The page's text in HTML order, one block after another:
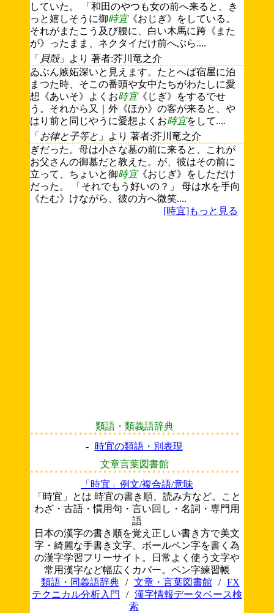
していた。 「和田のやつも女の前へ来ると、き
っと嬉しそうに御時宜《おじぎ》をしている。
それがまたこう及び腰に、白い木馬に跨《また
が》ったまま、ネクタイだけ前へぶら....
「 貝殻」より 著者:芥川竜之介
ゐぶん嫉妬深いと見えます。たとへば宿屋に泊
まつた時、そこの番頭や女中たちがわたしに愛
想《あいそ》よくお時宜《じぎ》をするでせ
う。それから又｜外《ほか》の客が来ると、や
はり前と同じやうに愛想よくお時宜をして....
「 お律と子等と 」より 著者:芥川竜之介
ぎだった。母は小さな墓の前に来ると、これが
お父さんの御墓だと教えた。が、彼はその前に
立って、ちょいと御時宜《おじぎ》をしただけ
だった。 「それでもう好いの？」 母は水を手向
《たむ》けながら、彼の方へ微笑....
[時宜]もっと見る
類語・類義語辞典
-
時宜の類語・別表現
文章言葉図書館
「時宜」例文/複合語/意味
「時宜」とは 時宜の書き順、読み方など。こと
わざ・古語・慣用句・言い回し・名詞・専門用
語
日本の漢字の書き順を覚え正しい書き方で美文
字・綺麗な手書き文字、ボールペン字を書く為
の漢字学習フリーサイト。日常よく使う文字や
常用漢字など幅広くカバー。ペン字練習帳
類語・同義語辞典
/ 文章・言葉図書館 /
FX
テクニカル分析入門
/ 漢字情報データベース検
索